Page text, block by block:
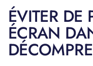
ÉVITER DE
ÉCRAN